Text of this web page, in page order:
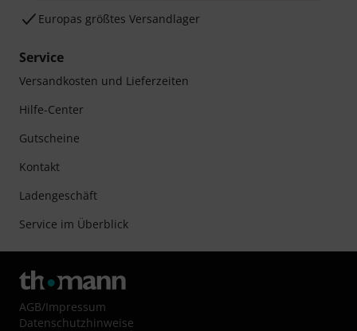
Europas größtes Versandlager
Service
Versandkosten und Lieferzeiten
Hilfe-Center
Gutscheine
Kontakt
Ladengeschäft
Service im Überblick
AGB/Impressum
Datenschutzhinweise